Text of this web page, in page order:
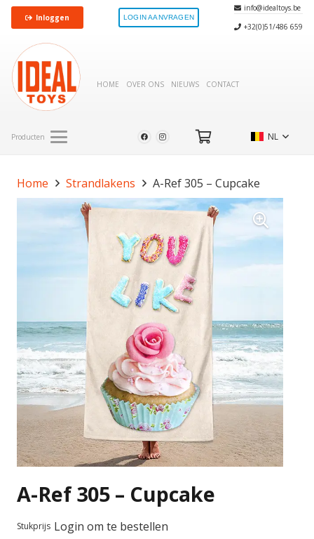
Inloggen LOGIN AANVRAGEN
info@idealtoys.be
+32(0)51/486 659
HOME OVER ONS NIEUWS CONTACT
Producten NL
Home Strandlakens A-Ref 305 – Cupcake
A-Ref 305 – Cupcake
Stukprijs Login om te bestellen